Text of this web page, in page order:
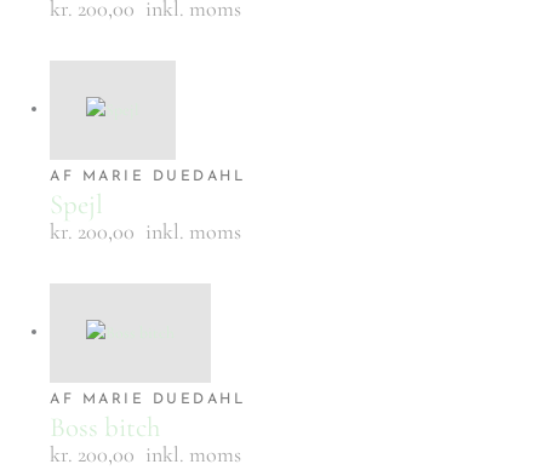
kr. 200,00 inkl. moms
AF MARIE DUEDAHL
Spejl
kr. 200,00 inkl. moms
AF MARIE DUEDAHL
Boss bitch
kr. 200,00 inkl. moms